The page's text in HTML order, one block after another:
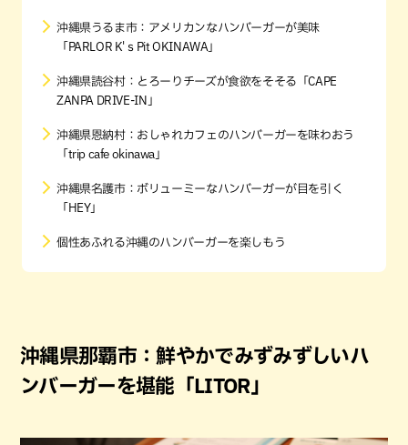
沖縄県うるま市：アメリカンなハンバーガーが美味
「PARLOR K'ｓPit OKINAWA」
沖縄県読谷村：とろーりチーズが食欲をそそる「CAPE
ZANPA DRIVE-IN」
沖縄県恩納村：おしゃれカフェのハンバーガーを味わおう
「trip cafe okinawa」
沖縄県名護市：ボリューミーなハンバーガーが目を引く
「HEY」
個性あふれる沖縄のハンバーガーを楽しもう
沖縄県那覇市：鮮やかでみずみずしいハ
ンバーガーを堪能「LITOR」